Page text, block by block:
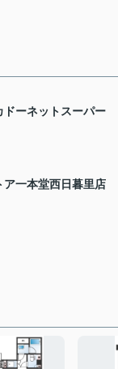
ドーネットスーパー
ア一本堂西日暮里店